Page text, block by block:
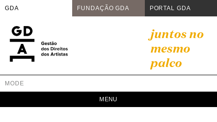
GDA FUNDAÇÃO GDA PORTAL GDA
content
juntos no
mesmo
palco
GDA
Juntos no mesmo palco
MODE